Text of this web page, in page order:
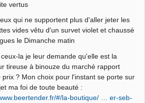
vertus
qui ne supportent plus d'aller jeter les
vides vêtu d'un survet violet et chaussé
le Dimanche matin
la je leur demande qu'elle est la
tireuse à binouze du marché rapport
prix ? Mon choix pour l'instant se porte sur
ma foi de toute beauté :
#/la-boutique/ … er-seb-